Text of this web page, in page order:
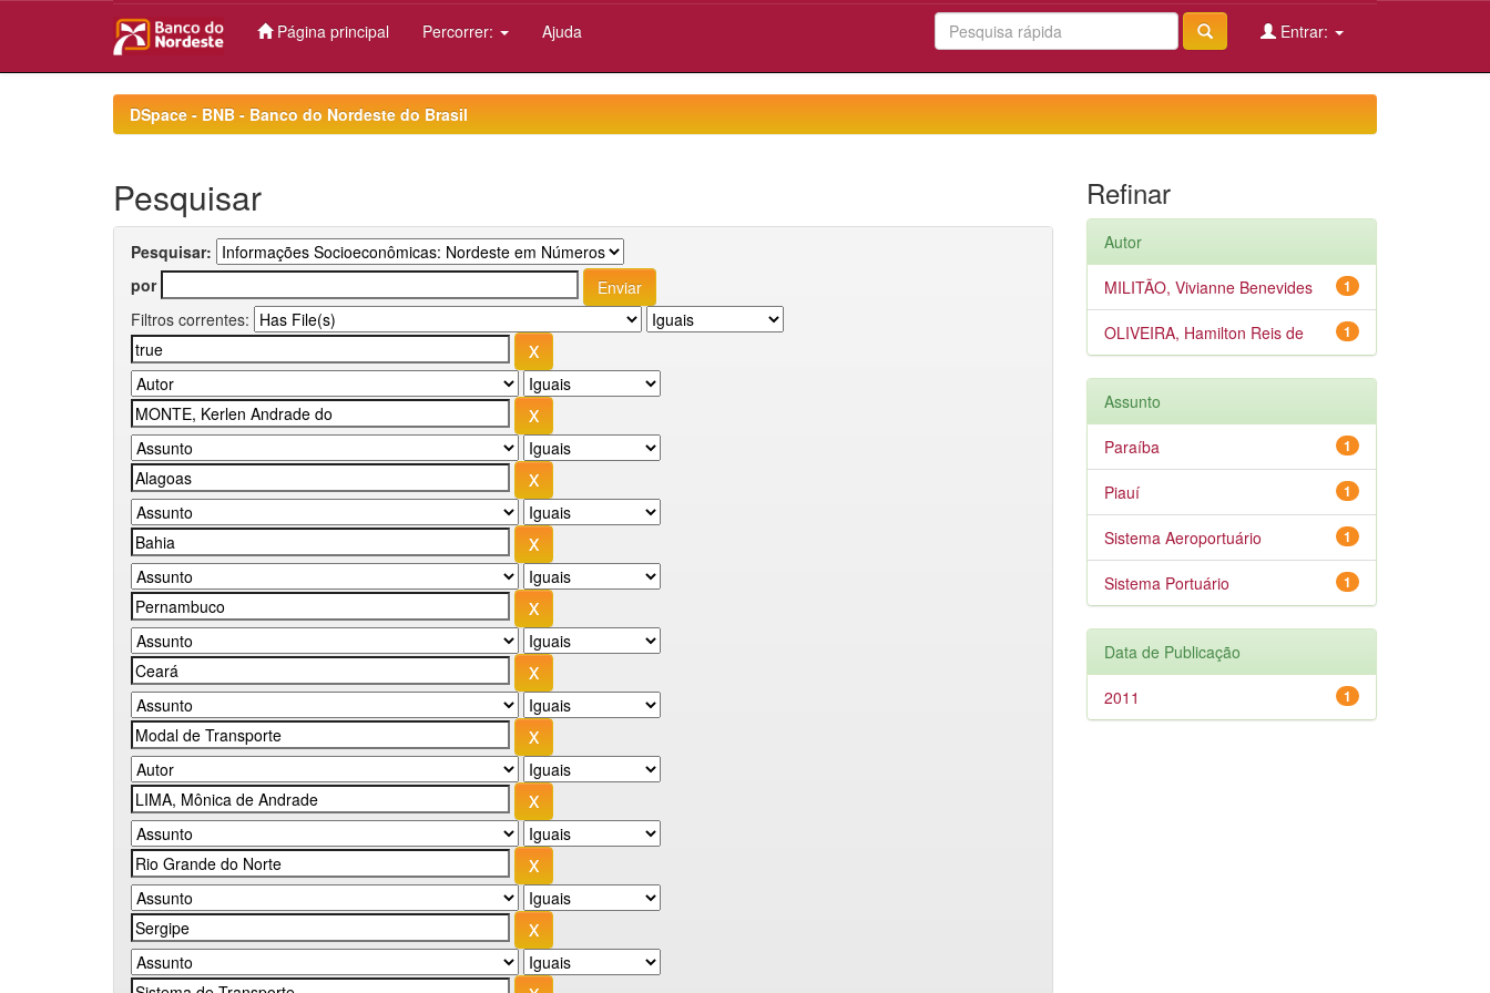
Página principal Percorrer: Ajuda Entrar:
DSpace - BNB - Banco do Nordeste do Brasil
Pesquisar
Pesquisar:
por
Filtros correntes:
Refinar
Autor
1
MILITÃO, Vivianne Benevides
1
OLIVEIRA, Hamilton Reis de
Assunto
1
Paraíba
1
Piauí
1
Sistema Aeroportuário
1
Sistema Portuário
Data de Publicação
1
2011